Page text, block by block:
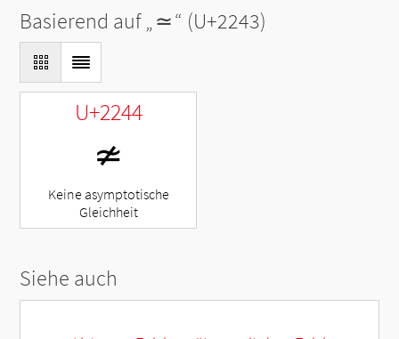
Basierend auf „≃“ (U+2243)
U+2244
≄
Keine asymptotische
Gleichheit
Siehe auch